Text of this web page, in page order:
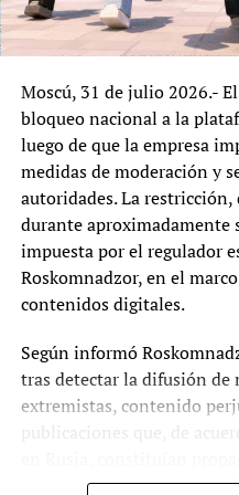
Si bien el Kuomintang
favorable al diálogo con
Democrático Progresista
movilizaciones
inmediata o a la
República Popular China.
fuerzas continúa
del marco democrático
Las encuestas más
mayoría de la población
conservar el actual status
continental. Los estudios
respaldo a la unificación
planteadas por Pekín y un
Moscú, 31 de julio 2026.-
bloqueo nacional a la
luego de que la empresa
medidas de moderación y
autoridades. La
durante aproximadamente
impuesta por el regulador
Roskomnadzor, en el
contenidos digitales.
Según informó
tras detectar la difusión de
extremistas, contenido
publicaciones que, de
movimientos prohibidos.